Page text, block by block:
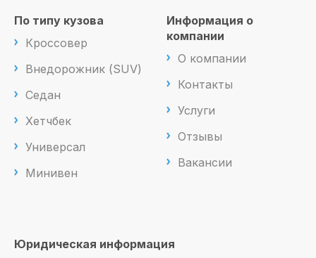
По типу кузова
Кроссовер
Внедорожник (SUV)
Седан
Хетчбек
Универсал
Минивен
Информация о
компании
О компании
Контакты
Услуги
Отзывы
Вакансии
Юридическая информация